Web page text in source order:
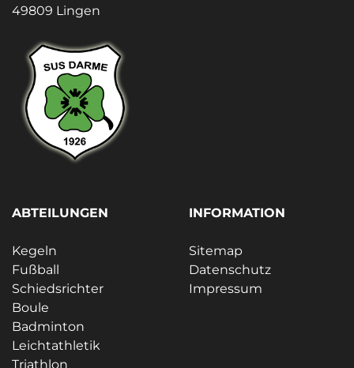
49809 Lingen
ABTEILUNGEN
Kegeln
Fußball
Schiedsrichter
Boule
Badminton
Leichtathletik
Triathlon
INFORMATION
Sitemap
Datenschutz
Impressum